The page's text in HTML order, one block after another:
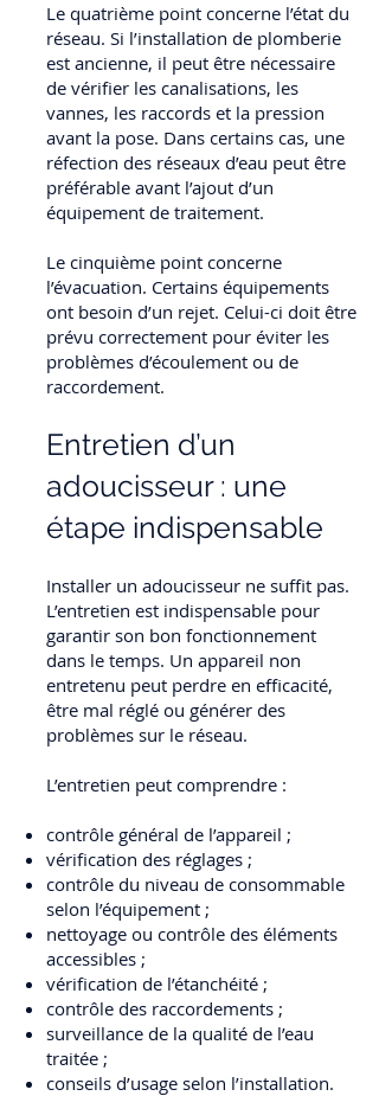
Le quatrième point concerne l’état du
réseau. Si l’installation de plomberie
est ancienne, il peut être nécessaire
de vérifier les canalisations, les
vannes, les raccords et la pression
avant la pose. Dans certains cas, une
réfection des réseaux d’eau peut être
préférable avant l’ajout d’un
équipement de traitement.
Le cinquième point concerne
l’évacuation. Certains équipements
ont besoin d’un rejet. Celui-ci doit être
prévu correctement pour éviter les
problèmes d’écoulement ou de
raccordement.
Entretien d’un
adoucisseur : une
étape indispensable
Installer un adoucisseur ne suffit pas.
L’entretien est indispensable pour
garantir son bon fonctionnement
dans le temps. Un appareil non
entretenu peut perdre en efficacité,
être mal réglé ou générer des
problèmes sur le réseau.
L’entretien peut comprendre :
contrôle général de l’appareil ;
vérification des réglages ;
contrôle du niveau de consommable
selon l’équipement ;
nettoyage ou contrôle des éléments
accessibles ;
vérification de l’étanchéité ;
contrôle des raccordements ;
surveillance de la qualité de l’eau
traitée ;
conseils d’usage selon l’installation.